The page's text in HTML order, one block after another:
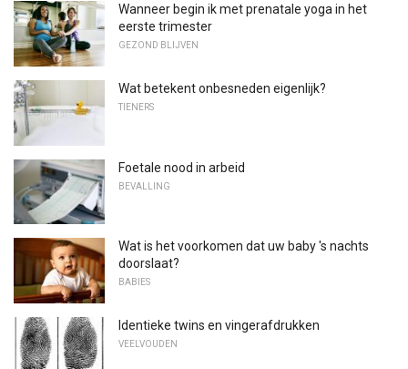
Wanneer begin ik met prenatale yoga in het
eerste trimester
GEZOND BLIJVEN
Wat betekent onbesneden eigenlijk?
TIENERS
Foetale nood in arbeid
BEVALLING
Wat is het voorkomen dat uw baby 's nachts
doorslaat?
BABIES
Identieke twins en vingerafdrukken
VEELVOUDEN